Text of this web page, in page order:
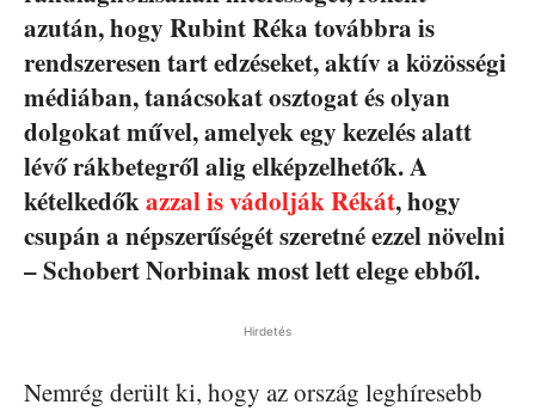
azután, hogy Rubint Réka továbbra is
rendszeresen tart edzéseket, aktív a közösségi
médiában, tanácsokat osztogat és olyan
dolgokat művel, amelyek egy kezelés alatt
lévő rákbetegről alig elképzelhetők. A
kételkedőkazzal is vádolják Rékát, hogy
csupán a népszerűségét szeretné ezzel növelni
– Schobert Norbinak most lett elege ebből.
Hirdetés
Nemrég derült ki, hogy az ország leghíresebb